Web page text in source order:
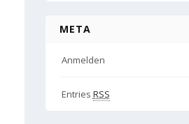
META
Anmelden
Entries RSS